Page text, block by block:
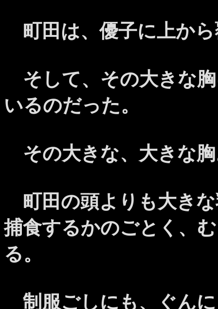
町田は、優子に上か
そして、その大きな
いるのだった。
その大きな、大きな
町田の頭よりも大き
捕食するかのごとく、
る。
制服ごしにも、ぐん